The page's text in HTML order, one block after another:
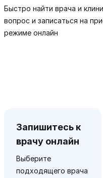
Быстро найти врача и
вопрос и записаться на
режиме онлайн
Запишитесь к
врачу онлайн
Выберите
подходящего врача